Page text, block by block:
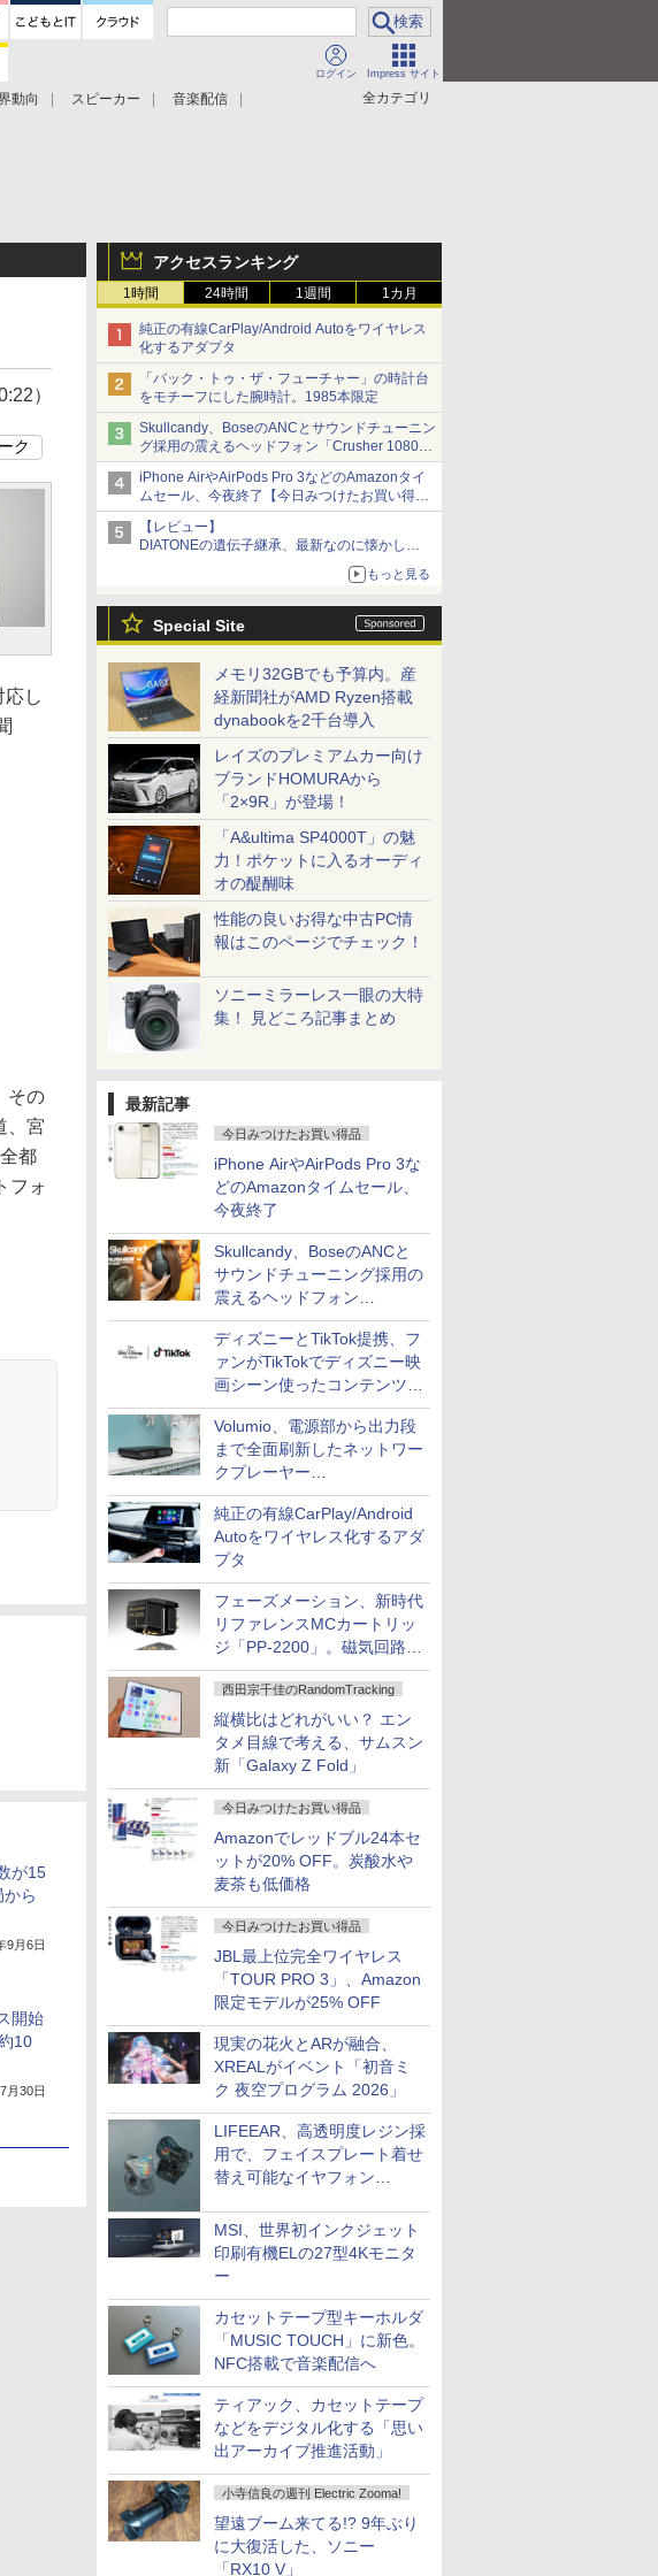
ログイン Impress サイト
全カテゴリ
動向 スピーカー
音楽配信
アクセスランキング
1時間 24時間 1週間 1カ月
純正の有線CarPlay/Android Autoをワイヤレス
化するアダプタ
「バック・トゥ・ザ・フューチャー」の時計台
をモチーフにした腕時計。1985本限定
Skullcandy、BoseのANCとサウンドチューニン
グ採用の震えるヘッドフォン「Crusher 1080
ANC」
iPhone AirやAirPods Pro 3などのAmazonタイ
ムセール、今夜終了【今日みつけたお買い得
品】
【レビュー】
DIATONEの遺伝子継承、最新なのに懐かし
い“惚れる音”Tecnologia e Cuore「DS-TC52B」
もっと見る
Special Site
メモリ32GBでも予算内。産
経新聞社がAMD Ryzen搭載
dynabookを2千台導入
レイズのプレミアムカー向け
ブランドHOMURAから
「2×9R」が登場！
「A&ultima SP4000T」の魅
力！ポケットに入るオーディ
オの醍醐味
性能の良いお得な中古PC情
報はこのページでチェック！
ソニーミラーレス一眼の大特
集！ 見どころ記事まとめ
最新記事
今日みつけたお買い得品
iPhone AirやAirPods Pro 3な
どのAmazonタイムセール、
今夜終了
Skullcandy、BoseのANCと
サウンドチューニング採用の
震えるヘッドフォン
「Crusher 1080 ANC」
ディズニーとTikTok提携、フ
ァンがTikTokでディズニー映
画シーン使ったコンテンツ制
作、Disney+にも配信
Volumio、電源部から出力段
まで全面刷新したネットワー
クプレーヤー
「Primo（2026）」
純正の有線CarPlay/Android
Autoをワイヤレス化するアダ
プタ
フェーズメーション、新時代
リファレンスMCカートリッ
ジ「PP-2200」。磁気回路や
ハウジングを根本から見直し
西田宗千佳のRandomTracking
縦横比はどれがいい？ エン
タメ目線で考える、サムスン
新「Galaxy Z Fold」
今日みつけたお買い得品
Amazonでレッドブル24本セ
ットが20% OFF。炭酸水や
麦茶も低価格
今日みつけたお買い得品
JBL最上位完全ワイヤレス
「TOUR PRO 3」、Amazon
限定モデルが25% OFF
現実の花火とARが融合、
XREALがイベント「初音ミ
ク 夜空プログラム 2026」
LIFEEAR、高透明度レジン採
用で、フェイスプレート着せ
替え可能なイヤフォン
MSI、世界初インクジェット
印刷有機ELの27型4Kモニタ
ー
カセットテープ型キーホルダ
「MUSIC TOUCH」に新色。
NFC搭載で音楽配信へ
ティアック、カセットテープ
などをデジタル化する「思い
出アーカイブ推進活動」
小寺信良の週刊 Electric Zooma!
望遠ブーム来てる!? 9年ぶり
に大復活した、ソニー
「RX10 V」
）
ク
応し
その
、宮
都
フォ
が15
ら
9月6日
開始
10
月30日